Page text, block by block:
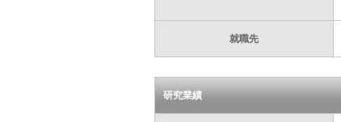
就職先
研究業績